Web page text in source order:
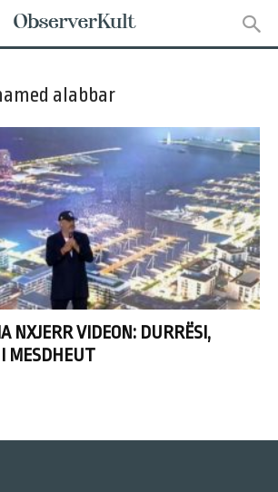
alabbar
NXJERR VIDEON: DURRËSI,
MESDHEUT